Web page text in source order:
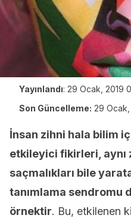
Yayınlandı: 29 Ocak, 2019
Son Güncelleme: 29 Ocak,
İnsan zihni hala bilim
etkileyici fikirleri, aynı
saçmalıkları bile
tanımlama sendromu
örnektir. Bu, etkilenen